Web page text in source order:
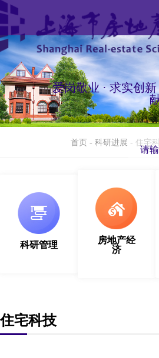
爱岗敬业 · 求实创
首页 - 科研进展 - 住宅
科研管理
房地产经
济
住宅科技